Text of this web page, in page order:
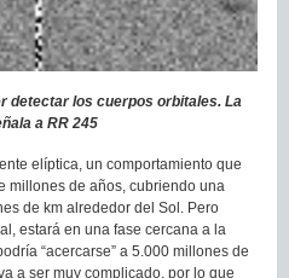
detectar los cuerpos orbitales. La
a RR 245
elíptica, un comportamiento que
millones de años, cubriendo una
de km alrededor del Sol. Pero
estará en una fase cercana a la
“acercarse” a 5.000 millones de
a ser muy complicado, por lo que